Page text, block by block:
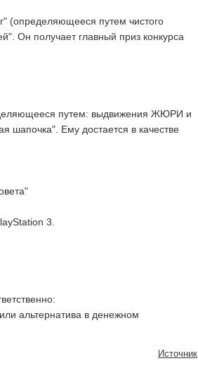
(определяющееся путем чистого
Он получает главный приз конкурса
путем: выдвижения ЖЮРИ и
шапочка". Ему достается в качестве
3.
альтернатива в денежном
Источник